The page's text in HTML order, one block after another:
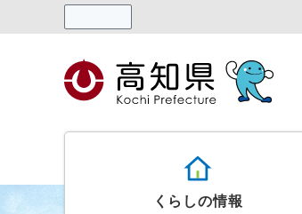
くらしの情報